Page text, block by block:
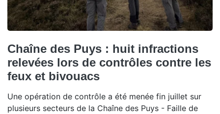
Chaîne des Puys : huit infractions
relevées lors de contrôles contre les
feux et bivouacs
Une opération de contrôle a été menée fin juillet sur
plusieurs secteurs de la Chaîne des Puys - Faille de